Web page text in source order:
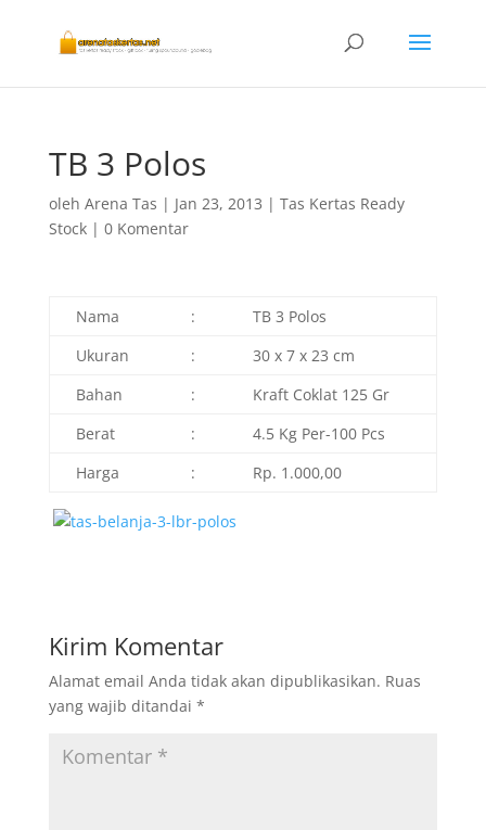
TB 3 Polos
oleh Arena Tas | Jan 23, 2013 | Tas Kertas Ready
Stock| 0 Komentar
Nama :
TB 3 Polos
Ukuran
:
30 x 7 x 23 cm
Bahan
:
Kraft Coklat 125 Gr
Berat
:
4.5 Kg Per-100 Pcs
Harga
: Rp. 1.000,00
Kirim Komentar
Alamat email Anda tidak akan dipublikasikan. Ruas
yang wajib ditandai *